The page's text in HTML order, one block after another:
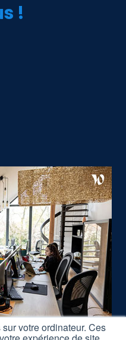
votre ordinateur. Ces
!